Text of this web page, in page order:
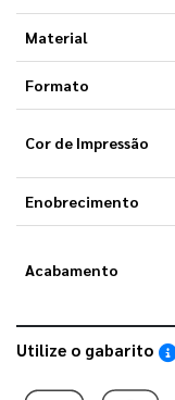
Material
Formato
Cor de Impressão
Enobrecimento
Acabamento
Utilize o gabarito